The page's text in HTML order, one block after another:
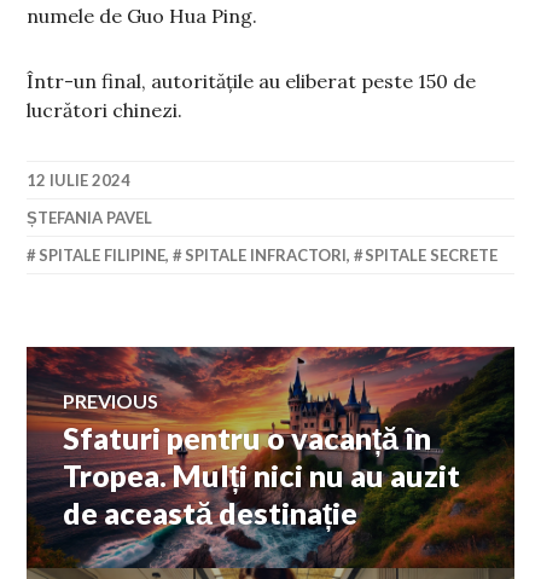
numele de Guo Hua Ping.
Într-un final, autoritățile au eliberat peste 150 de
lucrători chinezi.
12 IULIE 2024
ȘTEFANIA PAVEL
SPITALE FILIPINE, SPITALE INFRACTORI, SPITALE SECRETE
Navigare
în
articole
PREVIOUS
Previous
post:
Sfaturi pentru o vacanță în
Tropea. Mulți nici nu au auzit
de această destinație